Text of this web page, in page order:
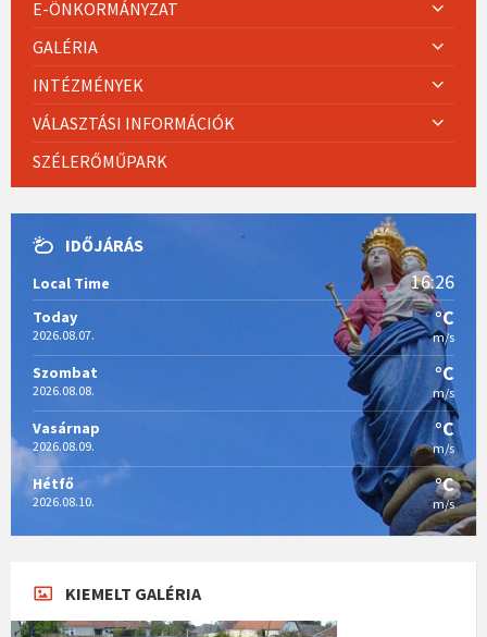
E-ÖNKORMÁNYZAT
GALÉRIA
INTÉZMÉNYEK
VÁLASZTÁSI INFORMÁCIÓK
SZÉLERŐMŰPARK
IDŐJÁRÁS
Local Time 16:26
Today
2026.08.07.
°C
m/s
Szombat
2026.08.08.
°C
m/s
Vasárnap
2026.08.09.
°C
m/s
Hétfő
2026.08.10.
°C
m/s
KIEMELT GALÉRIA